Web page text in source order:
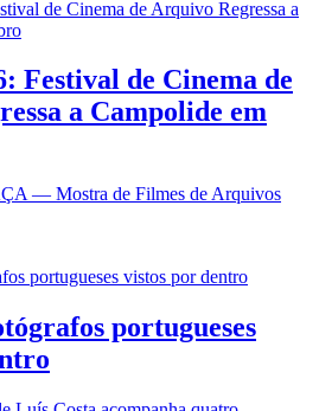
Festival de Cinema de
a Campolide em
— Mostra de Filmes de Arquivos
portugueses